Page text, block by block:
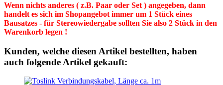
Wenn nichts anderes ( z.B. Paar oder Set ) angegeben, dann
handelt es sich im Shopangebot immer um 1 Stück eines
Bausatzes - für Stereowiedergabe sollten Sie also 2 Stück in den
Warenkorb legen !
Kunden, welche diesen Artikel bestellten, haben
auch folgende Artikel gekauft: